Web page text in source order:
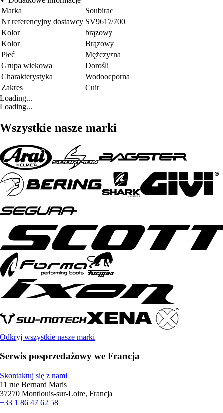
Marka
Soubirac
Nr referencyjny dostawcy SV9617/700
Kolor
brązowy
Kolor
Brązowy
Płeć
Mężczyzna
Grupa wiekowa
Dorośli
Charakterystyka
Wodoodporna
Zakres
Cuir
Loading...
Loading...
Wszystkie nasze marki
Odkryj wszystkie nasze marki
Serwis posprzedażowy we Francja
Skontaktuj się z nami
11 rue Bernard Maris
37270 Montlouis-sur-Loire, Francja
+33 1 86 47 62 58